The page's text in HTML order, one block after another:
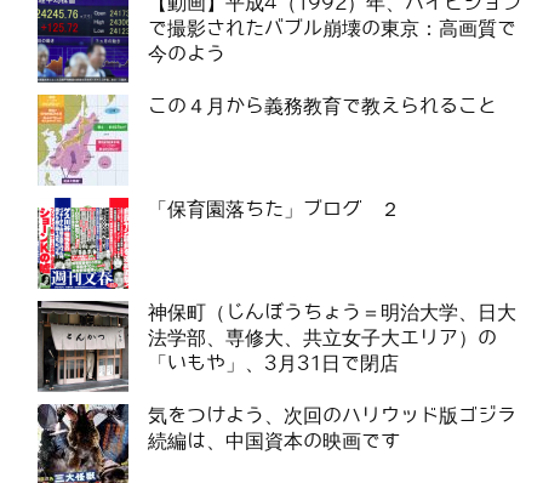
で撮影されたバブル崩壊の東京：高画質で
今のよう
この４月から義務教育で教えられること
「保育園落ちた」ブログ ２
神保町（じんぼうちょう＝明治大学、日大
法学部、専修大、共立女子大エリア）の
「いもや」、3月31日で閉店
気をつけよう、次回のハリウッド版ゴジラ
続編は、中国資本の映画です